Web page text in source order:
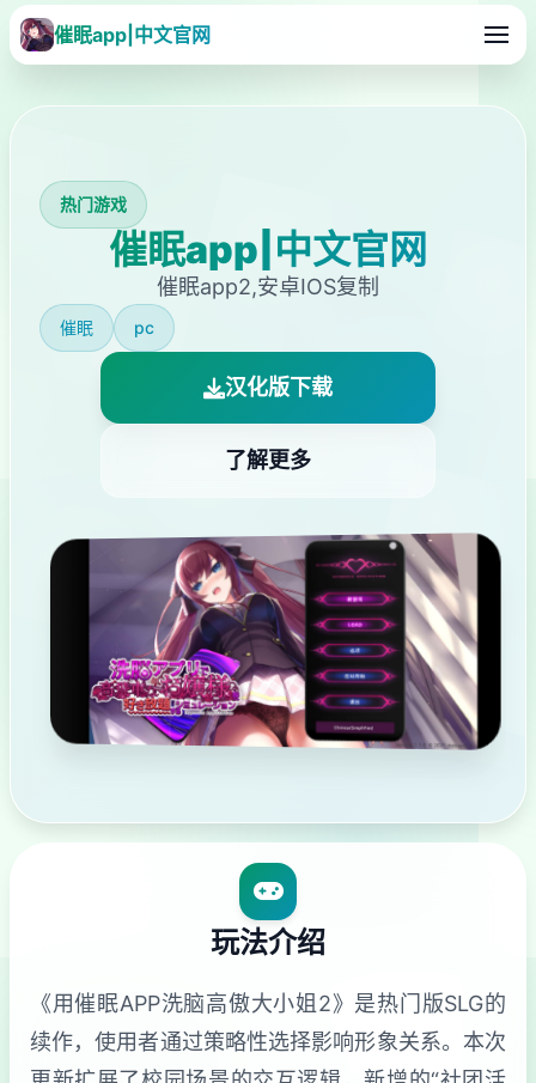
催眠app|中文官网
热门游戏
催眠app|中文官网
催眠app2,安卓IOS复制
催眠 pc
汉化版下载
了解更多
玩法介绍
《用催眠APP洗脑高傲大小姐2》是热门版SLG的
续作，使用者通过策略性选择影响形象关系。本次